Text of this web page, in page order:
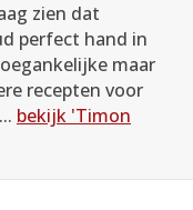
zien dat
perfect hand in
maar
recepten voor
bekijk 'Timon